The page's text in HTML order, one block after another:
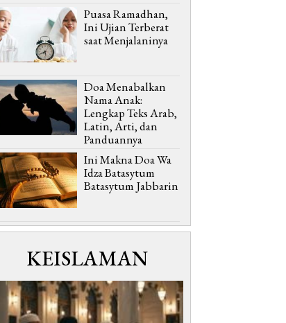
Puasa Ramadhan,
Ini Ujian Terberat
saat Menjalaninya
Doa Menabalkan
Nama Anak:
Lengkap Teks Arab,
Latin, Arti, dan
Panduannya
Ini Makna Doa Wa
Idza Batasytum
Batasytum Jabbarin
KEISLAMAN